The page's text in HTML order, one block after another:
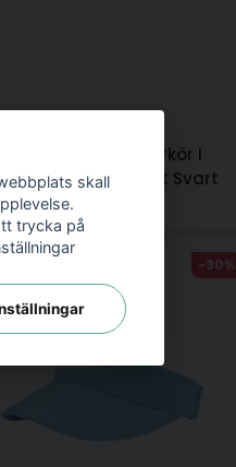
dam med markör I
Stitch Magnet Svart
-30%
skall
trycka på